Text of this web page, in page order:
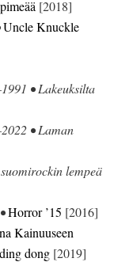
[2018]
Uncle Knuckle
• Lakeuksilta
• Laman
lempeä
Horror ’15 [2016]
Kainuuseen
dong [2019]